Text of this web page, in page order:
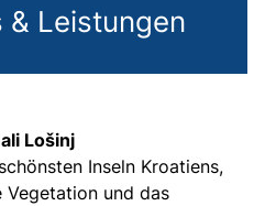
& Leistungen
Lošinj
Inseln Kroatiens,
und das